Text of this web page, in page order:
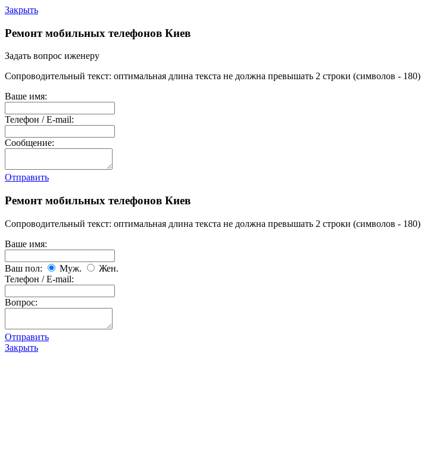
Закрыть
Ремонт мобильных телефонов Киев
Задать вопрос иженеру
Сопроводительный текст: оптимальная длина текста не должна превышать 2 строки (символов - 180)
Ваше имя:
Телефон / E-mail:
Сообщение:
Отправить
Ремонт мобильных телефонов Киев
Сопроводительный текст: оптимальная длина текста не должна превышать 2 строки (символов - 180)
Ваше имя:
Ваш пол: Муж.
Жен.
Телефон / E-mail:
Вопрос:
Отправить
Закрыть